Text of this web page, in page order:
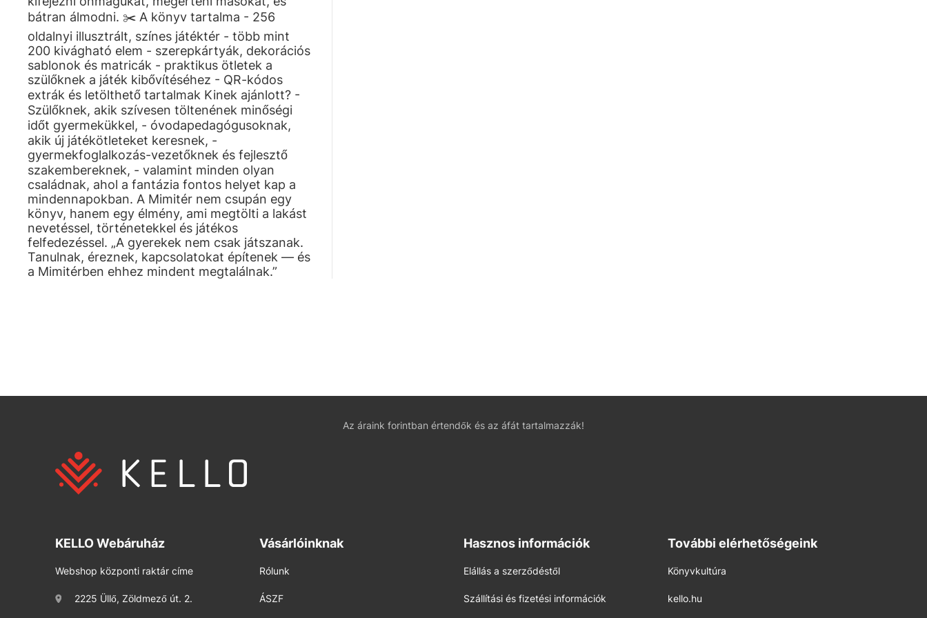
bátran álmodni. ✂️ A könyv tartalma - 256
oldalnyi illusztrált, színes játéktér - több mint
200 kivágható elem - szerepkártyák, dekorációs
sablonok és matricák - praktikus ötletek a
szülőknek a játék kibővítéséhez - QR-kódos
extrák és letölthető tartalmak Kinek ajánlott? -
Szülőknek, akik szívesen töltenének minőségi
időt gyermekükkel, - óvodapedagógusoknak,
akik új játékötleteket keresnek, -
gyermekfoglalkozás-vezetőknek és fejlesztő
szakembereknek, - valamint minden olyan
családnak, ahol a fantázia fontos helyet kap a
mindennapokban. A Mimitér nem csupán egy
könyv, hanem egy élmény, ami megtölti a lakást
nevetéssel, történetekkel és játékos
felfedezéssel. „A gyerekek nem csak játszanak.
Tanulnak, éreznek, kapcsolatokat építenek — és
a Mimitérben ehhez mindent megtalálnak.”
Az áraink forintban értendők és az áfát tartalmazzák!
KELLO Webáruház
Webshop központi raktár címe
2225 Üllő, Zöldmező út. 2.
Vásárlóinknak
Rólunk
ÁSZF
Hasznos információk
Elállás a szerződéstől
Szállítási és fizetési információk
További elérhetőségeink
Könyvkultúra
kello.hu